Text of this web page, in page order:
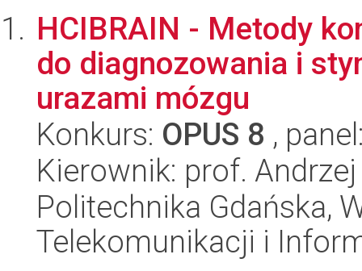
HCIBRAIN - Metody
do diagnozowania i
urazami mózgu
Konkurs: OPUS 8 ,
Kierownik: prof.
Politechnika Gdańska,
Telekomunikacji i